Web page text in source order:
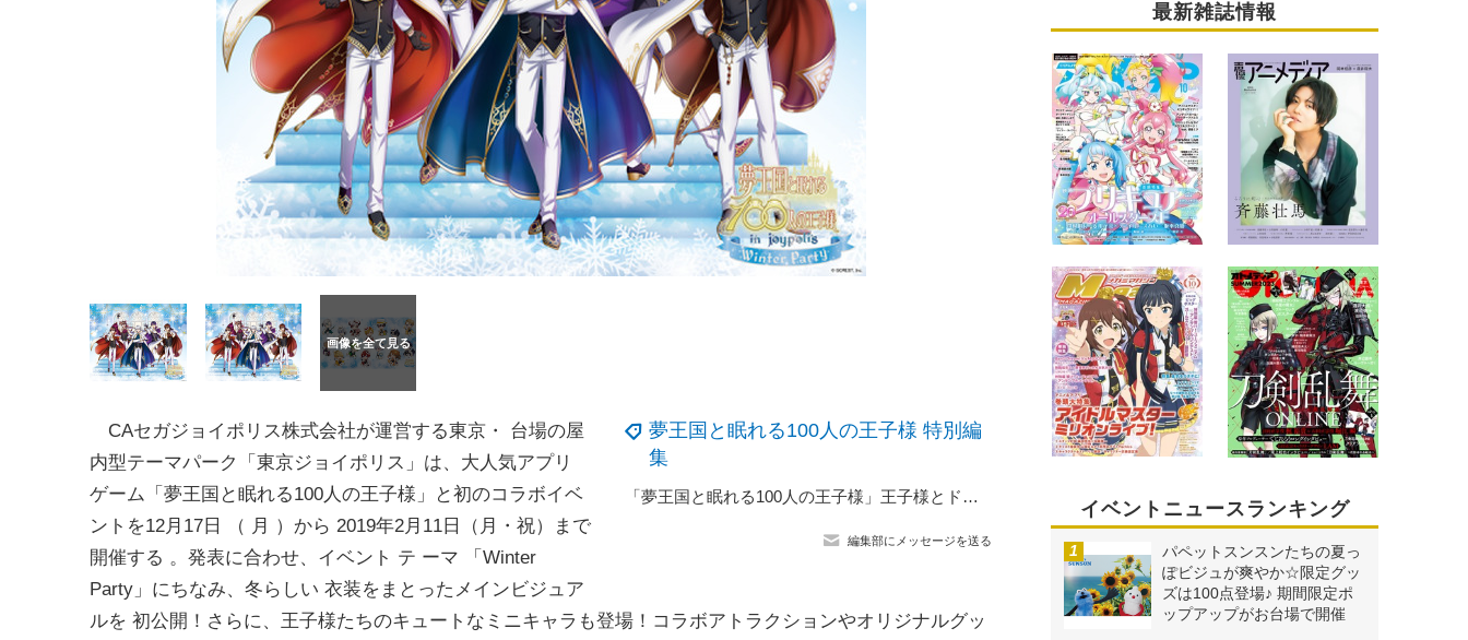
夢王国と眠れる100人の王子様 特別編
集
「夢王国と眠れる100人の王子様」王子様とドキドキの時間が過ごせる 「秋葉原 BAY HOTEL」とのコラボレーション企画が開催中
編集部にメッセージを送る
CAセガジョイポリス株式会社が運営する東京・ 台場の屋
内型テーマパーク「東京ジョイポリス」は、大人気アプリ
ゲーム「夢王国と眠れる100人の王子様」と初のコラボイベ
ントを12月17日 （ 月 ）から 2019年2月11日（月・祝）まで
開催する 。発表に合わせ、イベント テ ーマ 「Winter
Party」にちなみ、冬らしい 衣装をまとったメインビジュア
ルを 初公開！さらに、王子様たちのキュートなミニキャラも登場！コラボアトラクションやオリジナルグッ
最新雑誌情報
イベントニュースランキング
パペットスンスンたちの夏っ
ぽビジュが爽やか☆限定グッ
ズは100点登場♪ 期間限定ポ
ップアップがお台場で開催